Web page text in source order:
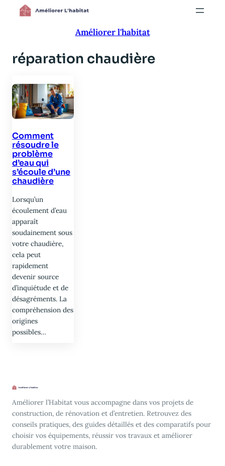
Aller
Améliorer l'habitat
réparation chaudière
Comment
résoudre le
problème
d’eau qui
s’écoule d’une
chaudière
Lorsqu’un
écoulement d’eau
apparaît
soudainement sous
votre chaudière,
cela peut
rapidement
devenir source
d’inquiétude et de
désagréments. La
compréhension des
origines
possibles…
Améliorer l’Habitat vous accompagne dans vos projets de
construction, de rénovation et d’entretien. Retrouvez des
conseils pratiques, des guides détaillés et des comparatifs pour
choisir vos équipements, réussir vos travaux et améliorer
durablement votre maison.